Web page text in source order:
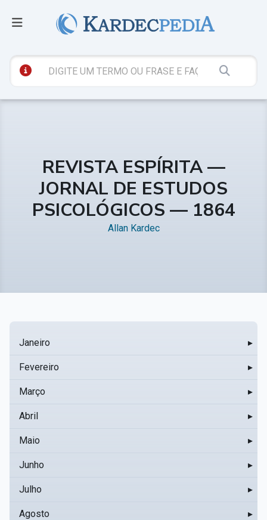
REVISTA ESPÍRITA —
JORNAL DE ESTUDOS
PSICOLÓGICOS — 1864
Allan Kardec
Janeiro ▸
Fevereiro ▸
Março ▸
Abril ▸
Maio ▸
Junho ▸
Julho ▸
Agosto ▸